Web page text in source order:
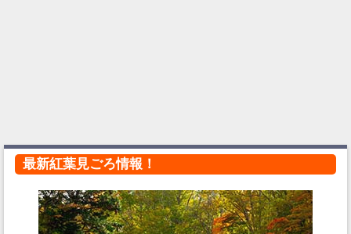
最新紅葉見ごろ情報！